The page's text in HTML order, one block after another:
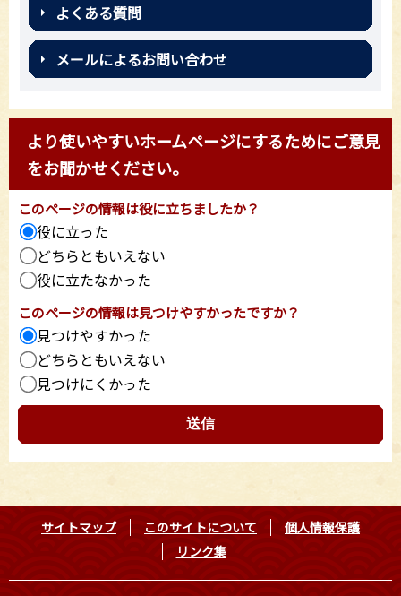
よくある質問
メールによるお問い合わせ
より使いやすいホームページにするためにご意見
をお聞かせください。
このページの情報は役に立ちましたか？
役に立った
どちらともいえない
役に立たなかった
このページの情報は見つけやすかったですか？
見つけやすかった
どちらともいえない
見つけにくかった
サイトマップ このサイトについて
個人情報保護
リンク集